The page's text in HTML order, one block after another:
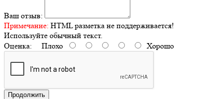
Ваш отзыв:
Примечание: HTML разметка не поддерживается!
Используйте обычный текст.
Оценка: Плохо Хорошо
Продолжить